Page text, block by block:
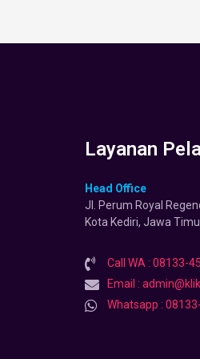
Layanan
Head Office
Jl. Perum Royal
Kota Kediri, Jawa
Call WA : 08133-
Email :
Whatsapp :